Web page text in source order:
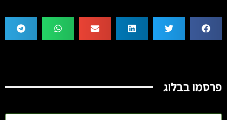
פרסמו בבלוג